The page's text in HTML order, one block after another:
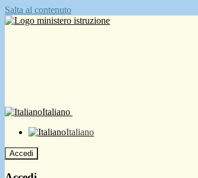
Salta al contenuto
Italiano
Italiano
Accedi